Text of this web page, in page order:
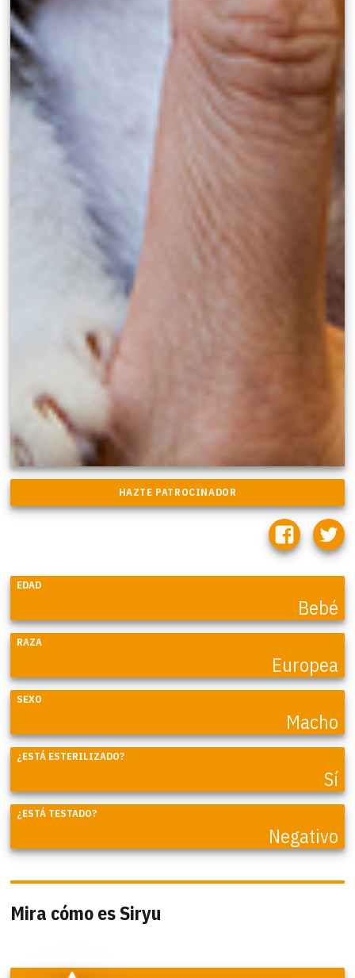
EDAD
Bebé
RAZA
Europea
SEXO
Macho
¿ESTÁ ESTERILIZADO?
Sí
¿ESTÁ TESTADO?
Negativo
Mira cómo es Siryu